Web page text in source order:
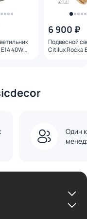
40W
6 900 ₽
Подвесной
Citilux Rocka
Один